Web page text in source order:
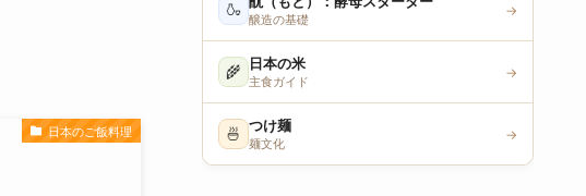
日本のご飯料理
🍶
醸造の基礎
→
🌾 日本の米
主食ガイド
→
🍜 つけ麺
麺文化
→